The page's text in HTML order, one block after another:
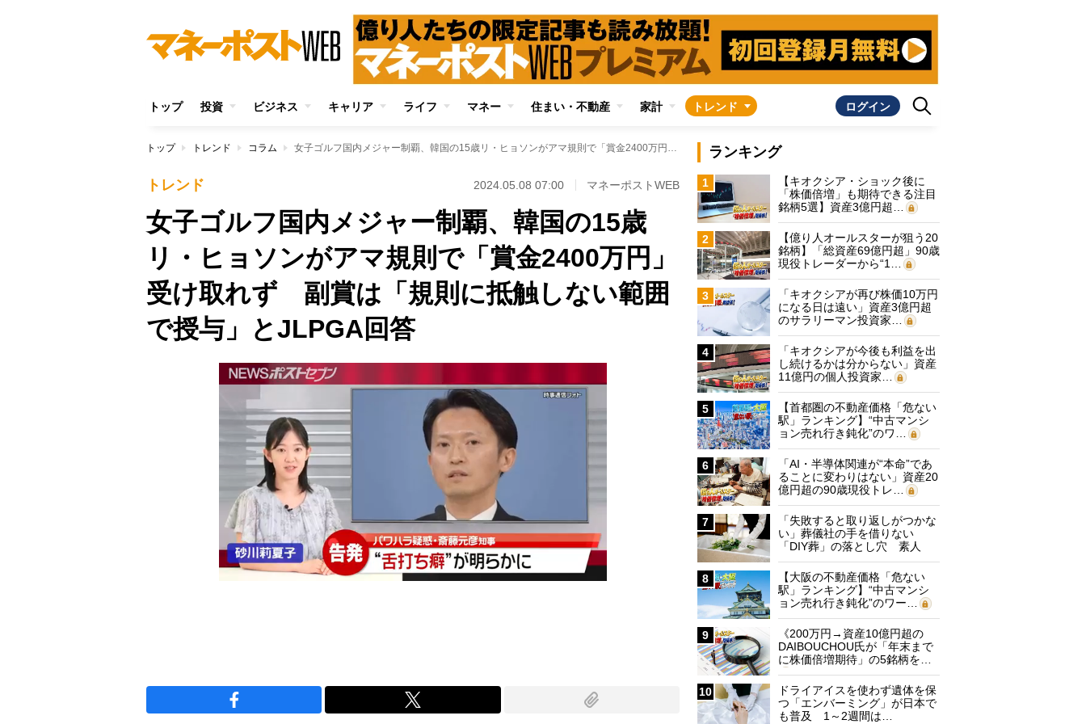
トップ 投資 ビジネス キャリア ライフ マネー 住まい・不動産 家計 トレンド ログイン
トップ トレンド コラム 女子ゴルフ国内メジャー制覇、韓国の15歳リ・ヒョソンがアマ規則で「賞金2400万円」受け取れず 副賞は「規則に抵触しない範囲で授与」とJLPGA回答
トレンド 2024.05.08 07:00 マネーポストWEB
女子ゴルフ国内メジャー制覇、韓国の15歳
リ・ヒョソンがアマ規則で「賞金2400万円」
受け取れず 副賞は「規則に抵触しない範囲
で授与」とJLPGA回答
ランキング
1
【キオクシア・ショック後に
「株価倍増」も期待できる注目
銘柄5選】資産3億円超…
2
【億り人オールスターが狙う20
銘柄】「総資産69億円超」90歳
現役トレーダーから“1…
3
「キオクシアが再び株価10万円
になる日は遠い」資産3億円超
のサラリーマン投資家…
4
「キオクシアが今後も利益を出
し続けるかは分からない」資産
11億円の個人投資家…
5
【首都圏の不動産価格「危ない
駅」ランキング】“中古マンシ
ョン売れ行き鈍化”のワ…
6
「AI・半導体関連が“本命”であ
ることに変わりはない」資産20
億円超の90歳現役トレ…
7
「失敗すると取り返しがつかな
い」葬儀社の手を借りない
「DIY葬」の落とし穴 素人
に…
8
【大阪の不動産価格「危ない
駅」ランキング】“中古マンシ
ョン売れ行き鈍化”のワー…
9
《200万円→資産10億円超の
DAIBOUCHOU氏が「年末まで
に株価倍増期待」の5銘柄を…
10
ドライアイスを使わず遺体を保
つ「エンバーミング」が日本で
も普及 1～2週間は…